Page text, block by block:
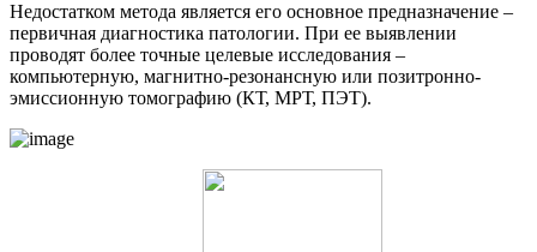
Недостатком метода является его основное предназначение –
первичная диагностика патологии. При ее выявлении
проводят более точные целевые исследования –
компьютерную, магнитно-резонансную или позитронно-
эмиссионную томографию (КТ, МРТ, ПЭТ).